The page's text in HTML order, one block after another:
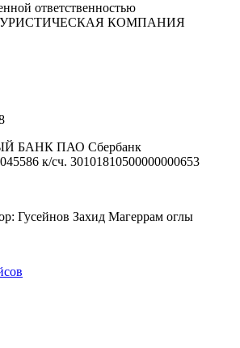
ответственностью
КОМПАНИЯ
БАНК ПАО Сбербанк
к/сч. 30101810500000000653
Гусейнов Захид Магеррам оглы